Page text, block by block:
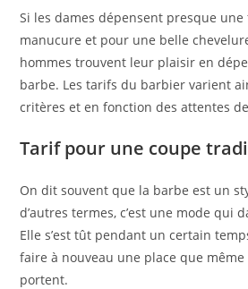
Si les dames dépensent presque
manucure et pour une belle
hommes trouvent leur plaisir en
barbe. Les tarifs du barbier varient
critères et en fonction des attentes
Tarif pour une coupe
On dit souvent que la barbe est un
d’autres termes, c’est une mode qui
Elle s’est tût pendant un certain
faire à nouveau une place que
portent.